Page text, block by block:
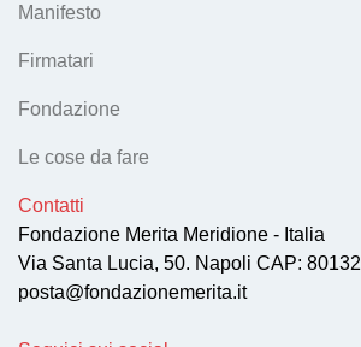
Manifesto
Firmatari
Fondazione
Le cose da fare
Contatti
Fondazione Merita Meridione - Italia
Via Santa Lucia, 50. Napoli CAP: 80132
posta@fondazionemerita.it